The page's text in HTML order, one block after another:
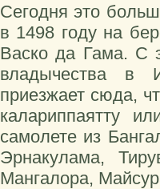
Сегодня это
в 1498 году на
Васко да Гама. С
владычества в
приезжает сюда,
калариппаятту
самолете из
Эрнакулама,
Мангалора,